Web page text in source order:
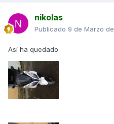
nikolas
Publicado 9 de Marzo
Así ha quedado